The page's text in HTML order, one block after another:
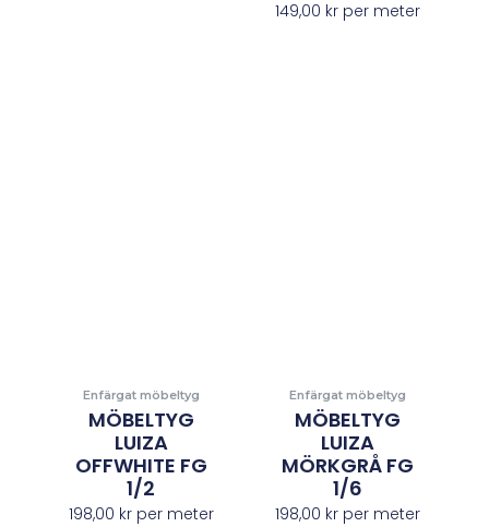
149,00 kr per meter
Enfärgat möbeltyg
MÖBELTYG
LUIZA
OFFWHITE FG
1/2
198,00 krper meter
Enfärgat möbeltyg
MÖBELTYG
LUIZA
MÖRKGRÅ FG
1/6
198,00 kr per meter